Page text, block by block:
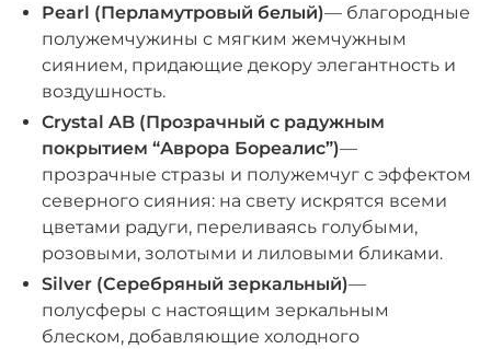
Pearl (Перламутровый белый)— благородные
полужемчужины с мягким жемчужным
сиянием, придающие декору элегантность и
воздушность.
Crystal AB (Прозрачный с радужным
покрытием “Аврора Бореалис”)—
прозрачные стразы и полужемчуг с эффектом
северного сияния: на свету искрятся всеми
цветами радуги, переливаясь голубыми,
розовыми, золотыми и лиловыми бликами.
Silver (Серебряный зеркальный)—
полусферы с настоящим зеркальным
блеском, добавляющие холодного